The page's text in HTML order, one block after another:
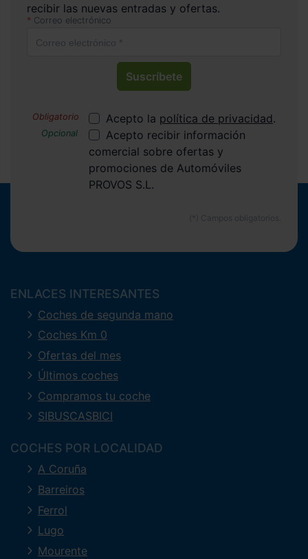
recibir las nuevas entradas y ofertas.
Correo electrónico
Suscríbete
Acepto la política de privacidad.
Acepto recibir información
comercial sobre ofertas y
promociones de Automóviles
PROVOS S.L.
ENLACES INTERESANTES
Coches de segunda mano
Coches Km 0
Ofertas del mes
Últimos coches
Compramos tu coche
SIBUSCASBICI
COCHES POR LOCALIDAD
A Coruña
Barreiros
Ferrol
Lugo
Mourente